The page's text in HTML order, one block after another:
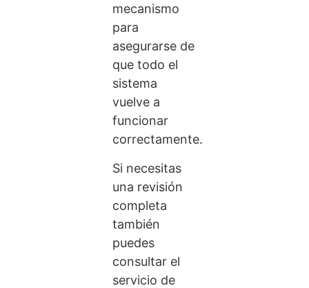
mecanismo
para
asegurarse de
que todo el
sistema
vuelve a
funcionar
correctamente.
Si necesitas
una revisión
completa
también
puedes
consultar el
servicio de